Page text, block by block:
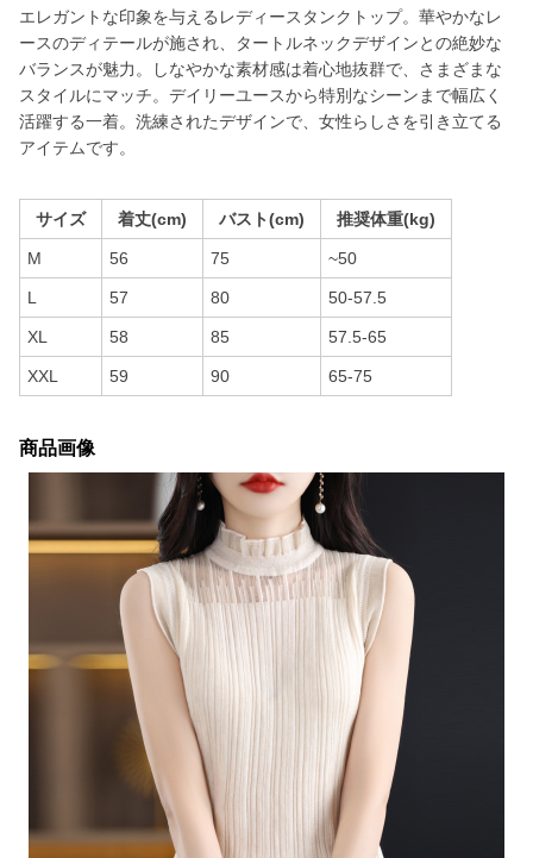
エレガントな印象を与えるレディースタンクトップ。華やかなレ
ースのディテールが施され、タートルネックデザインとの絶妙な
バランスが魅力。しなやかな素材感は着心地抜群で、さまざまな
スタイルにマッチ。デイリーユースから特別なシーンまで幅広く
活躍する一着。洗練されたデザインで、女性らしさを引き立てる
アイテムです。
サイズ 着丈(cm) バスト(cm) 推奨体重(kg)
M 56 75 ~50
L 57 80 50-57.5
XL 58 85 57.5-65
XXL 59 90 65-75
商品画像